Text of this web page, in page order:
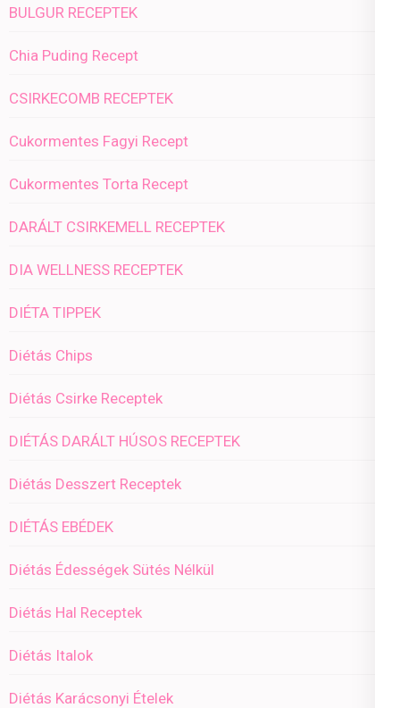
BULGUR RECEPTEK
Chia Puding Recept
CSIRKECOMB RECEPTEK
Cukormentes Fagyi Recept
Cukormentes Torta Recept
DARÁLT CSIRKEMELL RECEPTEK
DIA WELLNESS RECEPTEK
DIÉTA TIPPEK
Diétás Chips
Diétás Csirke Receptek
DIÉTÁS DARÁLT HÚSOS RECEPTEK
Diétás Desszert Receptek
DIÉTÁS EBÉDEK
Diétás Édességek Sütés Nélkül
Diétás Hal Receptek
Diétás Italok
Diétás Karácsonyi Ételek